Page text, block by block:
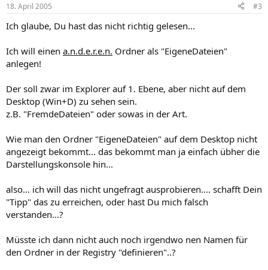
18. April 2005 #3
Ich glaube, Du hast das nicht richtig gelesen...
Ich will einen a.n.d.e.r.e.n. Ordner als "EigeneDateien"
anlegen!
Der soll zwar im Explorer auf 1. Ebene, aber nicht auf dem
Desktop (Win+D) zu sehen sein.
z.B. "FremdeDateien" oder sowas in der Art.
Wie man den Ordner "EigeneDateien" auf dem Desktop nicht
angezeigt bekommt... das bekommt man ja einfach übher die
Darstellungskonsole hin...
also... ich will das nicht ungefragt ausprobieren.... schafft Dein
"Tipp" das zu erreichen, oder hast Du mich falsch
verstanden...?
Müsste ich dann nicht auch noch irgendwo nen Namen für
den Ordner in der Registry "definieren"..?